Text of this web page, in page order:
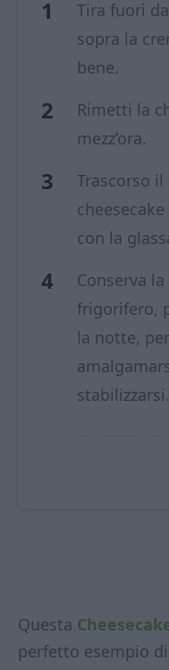
Tira fuori
sopra la
bene.
Rimetti la
mezz’ora.
Trascorso
con la
Conserva
frigorifero,
la notte,
stabilizzarsi.
Questa
perfetto esempio